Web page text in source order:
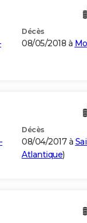
Décès
08/05/2018 à
Décès
08/04/2017 à
Atlantique)